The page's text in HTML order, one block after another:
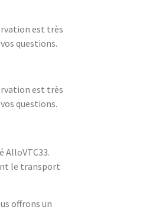
est très
questions.
est très
questions.
AlloVTC33.
le transport
offrons un